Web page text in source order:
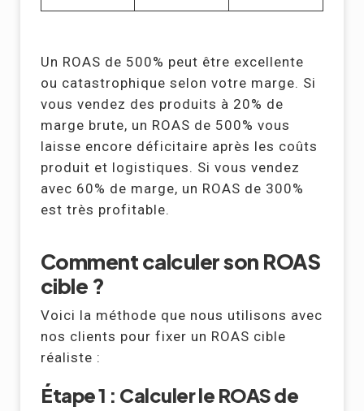
Un ROAS de 500% peut être excellente
ou catastrophique selon votre marge. Si
vous vendez des produits à 20% de
marge brute, un ROAS de 500% vous
laisse encore déficitaire après les coûts
produit et logistiques. Si vous vendez
avec 60% de marge, un ROAS de 300%
est très profitable.
Comment calculer son ROAS
cible ?
Voici la méthode que nous utilisons avec
nos clients pour fixer un ROAS cible
réaliste :
Étape 1 : Calculer le ROAS de